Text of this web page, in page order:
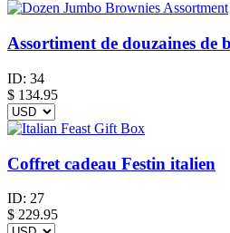
Assortiment de douzaines de
ID: 34
$ 134.95
Coffret cadeau Festin italien
ID: 27
$ 229.95